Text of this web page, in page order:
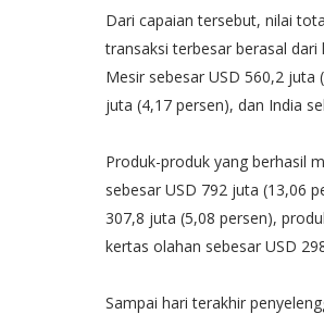
Dari capaian tersebut, nilai
transaksi terbesar berasal
Mesir sebesar USD 560,2 juta
juta (4,17 persen), dan India
Produk-produk yang berhasil
sebesar USD 792 juta (13,06
307,8 juta (5,08 persen),
kertas olahan sebesar USD
Sampai hari terakhir